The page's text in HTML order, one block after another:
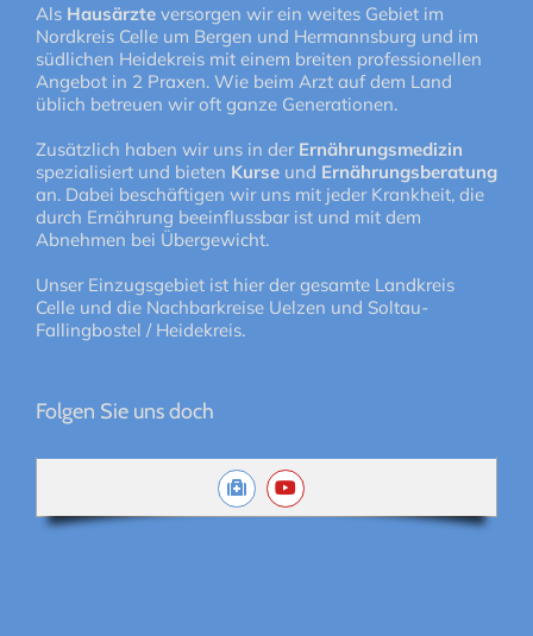
Als Hausärzte versorgen wir ein weites Gebiet im
Nordkreis Celle um Bergen und Hermannsburg und im
südlichen Heidekreis mit einem breiten professionellen
Angebot in 2 Praxen. Wie beim Arzt auf dem Land
üblich betreuen wir oft ganze Generationen.
Zusätzlich haben wir uns in der Ernährungsmedizin
spezialisiert und bieten Kurse und Ernährungsberatung
an. Dabei beschäftigen wir uns mit jeder Krankheit, die
durch Ernährung beeinflussbar ist und mit dem
Abnehmen bei Übergewicht.
Unser Einzugsgebiet ist hier der gesamte Landkreis
Celle und die Nachbarkreise Uelzen und Soltau-
Fallingbostel / Heidekreis.
Folgen Sie uns doch